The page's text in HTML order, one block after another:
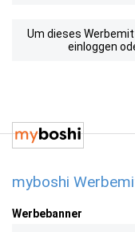
Um dieses
einloggen
myboshi
Werbebanner